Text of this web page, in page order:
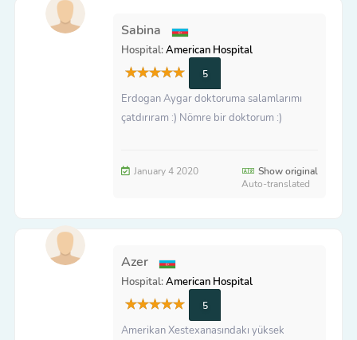
Sabina
Hospital:American Hospital
5
Erdogan Aygar doktoruma salamlarımı
çatdırıram :) Nömre bir doktorum :)
January 4 2020
Show original
Auto-translated
Azer
Hospital:American Hospital
5
Amerikan Xestexanasındakı yüksek